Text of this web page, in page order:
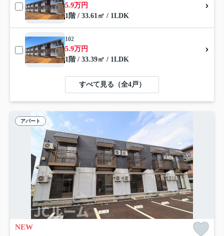
5.9万円
1階 / 33.61㎡ / 1LDK
102
5.9万円
1階 / 33.39㎡ / 1LDK
すべて見る（全4戸）
アパート
NEW